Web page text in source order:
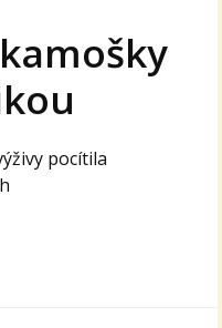
pocítila